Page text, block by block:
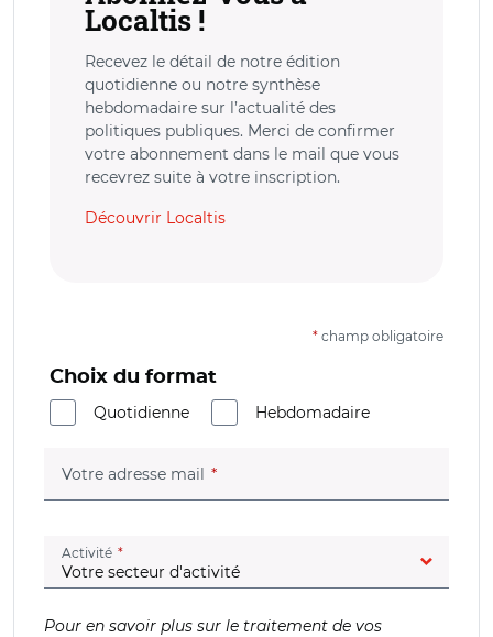
Localtis !
Recevez le détail de notre édition
quotidienne ou notre synthèse
hebdomadaire sur l’actualité des
politiques publiques. Merci de confirmer
votre abonnement dans le mail que vous
recevrez suite à votre inscription.
Découvrir Localtis
* champ obligatoire
Choix du format
Quotidienne
Hebdomadaire
Votre adresse mail (champ obligatoire)
Activité (champ obligatoire)
Pour en savoir plus sur le traitement de vos